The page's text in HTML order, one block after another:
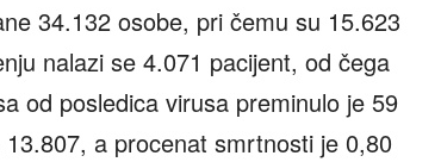
34.132 osobe, pri čemu su 15.623
nalazi se 4.071 pacijent, od čega
od posledica virusa preminulo je 59
a procenat smrtnosti je 0,80